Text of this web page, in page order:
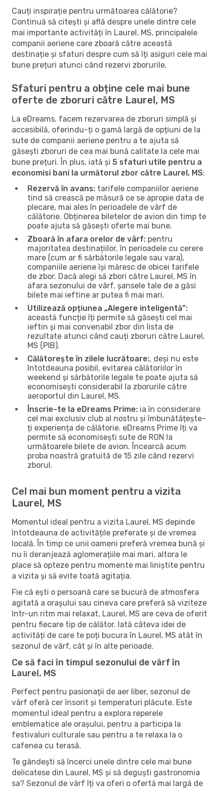
Cauți inspirație pentru următoarea călătorie?
Continuă să citești și află despre unele dintre cele
mai importante activități în Laurel, MS, principalele
companii aeriene care zboară către această
destinație și sfaturi despre cum să îți asiguri cele mai
bune prețuri atunci când rezervi zborurile.
Sfaturi pentru a obține cele mai bune
oferte de zboruri către Laurel, MS
La eDreams, facem rezervarea de zboruri simplă și
accesibilă, oferindu-ți o gamă largă de opțiuni de la
sute de companii aeriene pentru a te ajuta să
găsești zboruri de cea mai bună calitate la cele mai
bune prețuri. În plus, iată și 5 sfaturi utile pentru a
economisi bani la următorul zbor către Laurel, MS:
Rezervă în avans: tarifele companiilor aeriene
tind să crească pe măsură ce se apropie data de
plecare, mai ales în perioadele de vârf de
călătorie. Obținerea biletelor de avion din timp te
poate ajuta să găsești oferte mai bune.
Zboară în afara orelor de vârf: pentru
majoritatea destinațiilor, în perioadele cu cerere
mare (cum ar fi sărbătorile legale sau vara),
companiile aeriene își măresc de obicei tarifele
de zbor. Dacă alegi să zbori către Laurel, MS în
afara sezonului de vârf, șansele tale de a găsi
bilete mai ieftine ar putea fi mai mari.
Utilizează opțiunea „Alegere inteligentă”:
această funcție îți permite să găsești cel mai
ieftin și mai convenabil zbor din lista de
rezultate atunci când cauți zboruri către Laurel,
MS (PIB).
Călătorește în zilele lucrătoare:, deși nu este
întotdeauna posibil, evitarea călătoriilor în
weekend și sărbătorile legale te poate ajuta să
economisești considerabil la zborurile către
aeroportul din Laurel, MS.
Înscrie-te la eDreams Prime: ia în considerare
cel mai exclusiv club al nostru și îmbunătățește-
ți experiența de călătorie. eDreams Prime îți va
permite să economisești sute de RON la
următoarele bilete de avion. Încearcă acum
proba noastră gratuită de 15 zile când rezervi
zborul.
Cel mai bun moment pentru a vizita
Laurel, MS
Momentul ideal pentru a vizita Laurel, MS depinde
întotdeauna de activitățile preferate și de vremea
locală. În timp ce unii oameni preferă vremea bună și
nu îi deranjează aglomerațiile mai mari, altora le
place să opteze pentru momente mai liniștite pentru
a vizita și să evite toată agitația.
Fie că ești o persoană care se bucură de atmosfera
agitată a orașului sau cineva care preferă să viziteze
într-un ritm mai relaxat, Laurel, MS are ceva de oferit
pentru fiecare tip de călător. Iată câteva idei de
activități de care te poți bucura în Laurel, MS atât în ​​
sezonul de vârf, cât și în alte perioade.
Ce să faci în timpul sezonului de vârf în
Laurel, MS
Perfect pentru pasionații de aer liber, sezonul de
vârf oferă cer însorit și temperaturi plăcute. Este
momentul ideal pentru a explora reperele
emblematice ale orașului, pentru a participa la
festivaluri culturale sau pentru a te relaxa la o
cafenea cu terasă.
Te gândești să încerci unele dintre cele mai bune
delicatese din Laurel, MS și să deguști gastronomia
sa? Sezonul de vârf îți va oferi o ofertă mai largă de